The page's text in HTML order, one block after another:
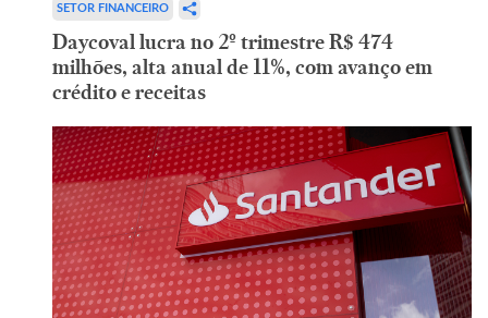
SETOR FINANCEIRO
Daycoval lucra no 2º trimestre R$ 474
milhões, alta anual de 11%, com avanço em
crédito e receitas